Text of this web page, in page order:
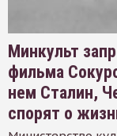
Минкульт
фильма
нем Сталин,
спорят о